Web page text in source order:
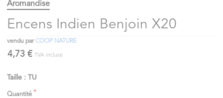
Aromandise
Encens Indien Benjoin X20
vendu parCOOP NATURE
4,73 € TVA incluse
Taille : TU
Quantité